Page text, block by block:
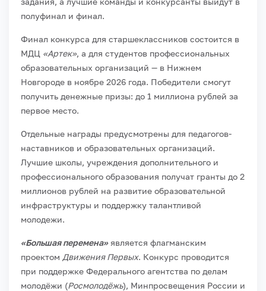
полуфинал и финал.
Финал конкурса для старшеклассников состоится в
МДЦ «Артек», а для студентов профессиональных
образовательных организаций — в Нижнем
Новгороде в ноябре 2026 года. Победители смогут
получить денежные призы: до 1 миллиона рублей за
первое место.
Отдельные награды предусмотрены для педагогов-
наставников и образовательных организаций.
Лучшие школы, учреждения дополнительного и
профессионального образования получат гранты до 2
миллионов рублей на развитие образовательной
инфраструктуры и поддержку талантливой
молодежи.
«Большая перемена»является флагманским
проектом Движения Первых. Конкурс проводится
при поддержке Федерального агентства по делам
молодёжи (Росмолодёжь), Минпросвещения России и